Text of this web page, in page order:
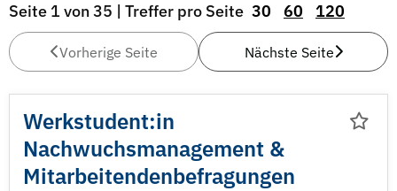
Seite 1 von 35 | Treffer pro Seite 30 60 120
Vorherige Seite Nächste Seite
Werkstudent:in
Nachwuchsmanagement &
Mitarbeitendenbefragungen